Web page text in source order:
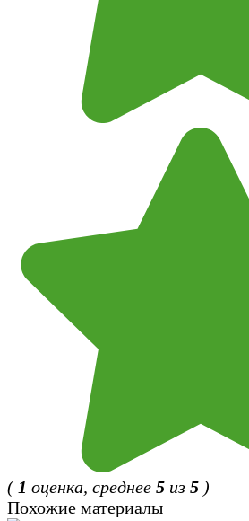
( 1 оценка, среднее 5 из 5 )
Похожие материалы